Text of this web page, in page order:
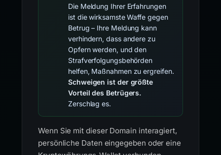
Die Meldung Ihrer Erfahrungen
ist die wirksamste Waffe gegen
Betrug – Ihre Meldung kann
verhindern, dass andere zu
Opfern werden, und den
Strafverfolgungsbehörden
helfen, Maßnahmen zu ergreifen.
Schweigen ist der größte
Vorteil des Betrügers.
Zerschlag es.
Wenn Sie mit dieser Domain interagiert,
persönliche Daten eingegeben oder eine